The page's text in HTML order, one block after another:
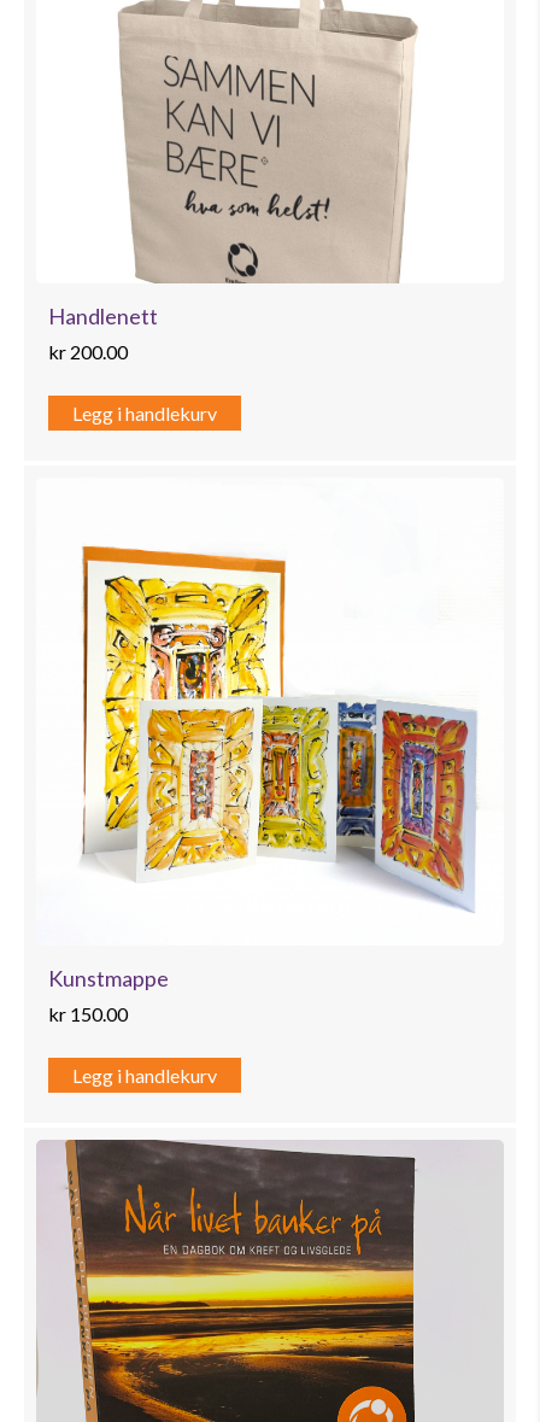
Handlenett
kr 200.00
Legg i handlekurv
Kunstmappe
kr 150.00
Legg i handlekurv